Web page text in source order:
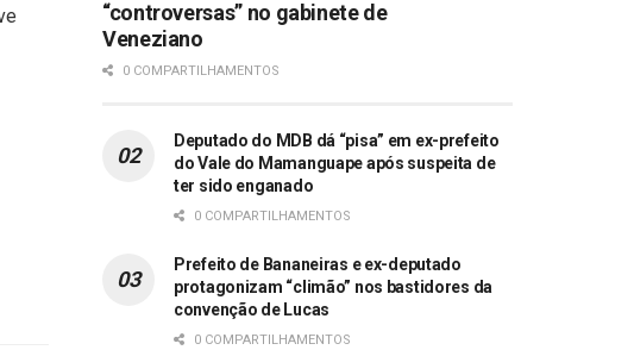
“controversas” no gabinete de
Veneziano
0 COMPARTILHAMENTOS
Deputado do MDB dá “pisa” em ex-prefeito
do Vale do Mamanguape após suspeita de
ter sido enganado
0 COMPARTILHAMENTOS
Prefeito de Bananeiras e ex-deputado
protagonizam “climão” nos bastidores da
convenção de Lucas
0 COMPARTILHAMENTOS